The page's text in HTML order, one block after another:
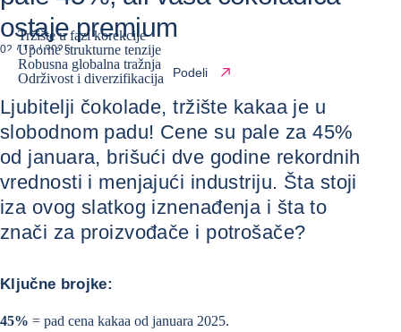
ostaje premium
02 / 12 / 2025
Tržište u fazi korekcije
Uporne strukturne tenzije
Robusna globalna tražnja
Održivost i diverzifikacija
Podeli
Ljubitelji čokolade, tržište kakaa je u
slobodnom padu! Cene su pale za 45%
od januara, brišući dve godine rekordnih
vrednosti i menjajući industriju. Šta stoji
iza ovog slatkog iznenađenja i šta to
znači za proizvođače i potrošače?
Ključne brojke:
45% = pad cena kakaa od januara 2025.